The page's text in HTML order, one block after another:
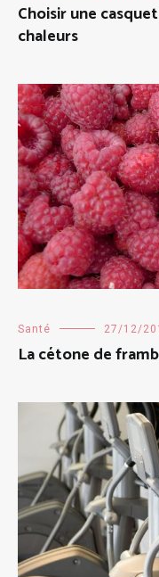
Choisir une
chaleurs
Santé 27/12/
La cétone de